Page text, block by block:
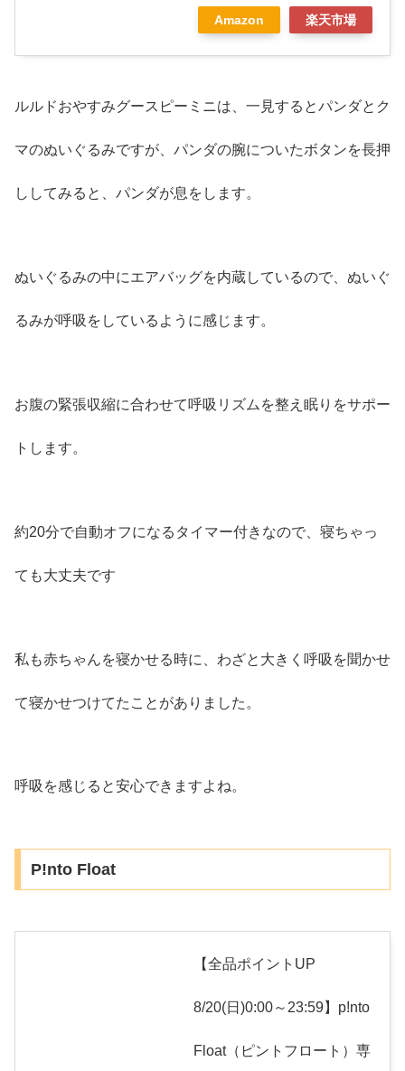
Amazon 楽天市場
ルルドおやすみグースピーミニは、一見するとパンダとク
マのぬいぐるみですが、パンダの腕についたボタンを長押
ししてみると、パンダが息をします。
ぬいぐるみの中にエアバッグを内蔵しているので、ぬいぐ
るみが呼吸をしているように感じます。
お腹の緊張収縮に合わせて呼吸リズムを整え眠りをサポー
トします。
約20分で自動オフになるタイマー付きなので、寝ちゃっ
ても大丈夫です
私も赤ちゃんを寝かせる時に、わざと大きく呼吸を聞かせ
て寝かせつけてたことがありました。
呼吸を感じると安心できますよね。
P!nto Float
【全品ポイントUP
8/20(日)0:00～23:59】p!nto
Float（ピントフロート）専